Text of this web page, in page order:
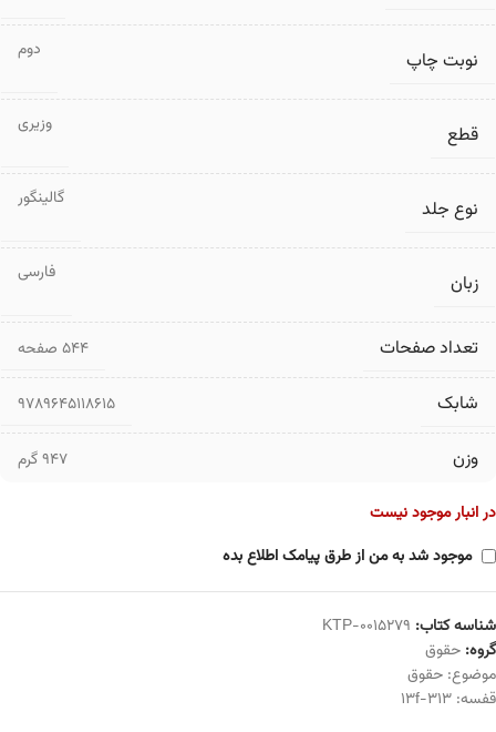
نوبت چاپ دوم
قطع وزیری
نوع جلد گالینگور
زبان فارسی
تعداد صفحات ۵۴۴ صفحه
شابک 9789645118615
وزن 947 گرم
در انبار موجود نیست
موجود شد به من از طرق پیامک اطلاع بده
شناسه کتاب: KTP-0015279
گروه: حقوق
موضوع: حقوق
قفسه: 313-13f